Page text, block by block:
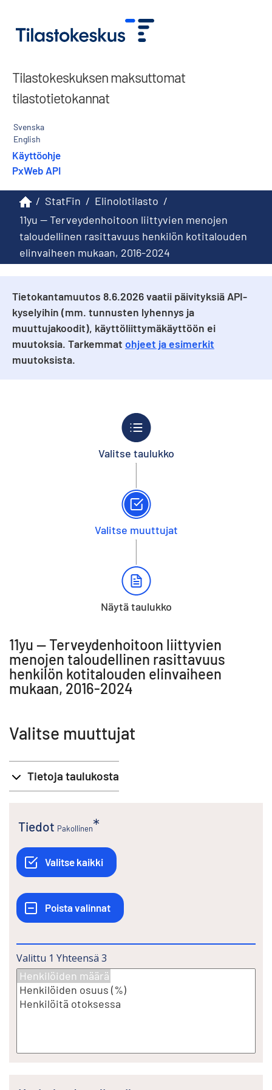
Tilastokeskuksen maksuttomat
tilastotietokannat
Svenska
English
Käyttöohje
PxWeb API
/ StatFin / Elinolotilasto /
11yu -- Terveydenhoitoon liittyvien menojen
taloudellinen rasittavuus henkilön kotitalouden
elinvaiheen mukaan, 2016-2024
Tietokantamuutos 8.6.2026 vaatii päivityksiä API-
kyselyihin (mm. tunnusten lyhennys ja
muuttujakoodit), käyttöliittymäkäyttöön ei
muutoksia. Tarkemmat ohjeet ja esimerkit
muutoksista.
Valitse taulukko
Valitse muuttujat
Näytä taulukko
11yu -- Terveydenhoitoon liittyvien
menojen taloudellinen rasittavuus
henkilön kotitalouden elinvaiheen
mukaan, 2016-2024
Valitse muuttujat
Tietoja taulukosta
Tiedot Pakollinen
Valittu 1 Yhteensä 3